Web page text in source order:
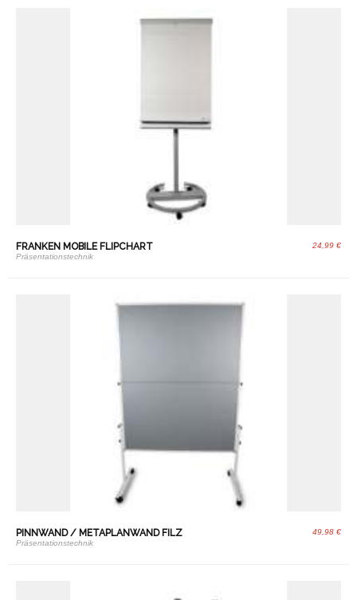
24,99 €
FRANKEN MOBILE FLIPCHART
Präsentationstechnik
49,98 €
PINNWAND / METAPLANWAND FILZ
Präsentationstechnik